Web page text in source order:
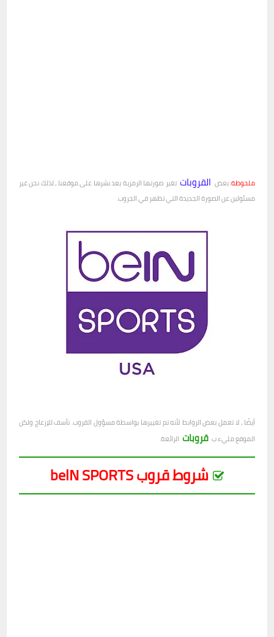
ملحوظة:بعض القروبات تغير صورتها الرمزية بعد نشرها على موقعنا ، لذلك نحن غير
مسئولين عن الصورة الجديدة التي تظهر في الجروب.
أيضًا ، لا تعمل بعض الروابط لأنه تم تغييرها بواسطة مسؤول القروب. نأسف للإزعاج ولكن
الموقع مليء ب قروبات الرائعة.
شروط قروب belN SPORTS